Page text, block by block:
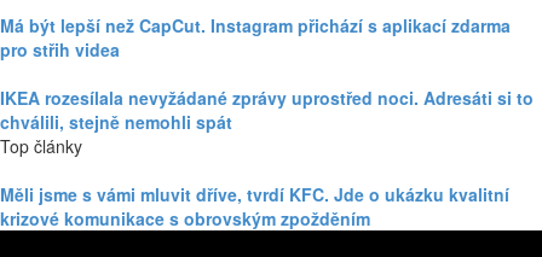
Má být lepší než CapCut. Instagram přichází s aplikací zdarma
pro střih videa
IKEA rozesílala nevyžádané zprávy uprostřed noci. Adresáti si to
chválili, stejně nemohli spát
Top články
Měli jsme s vámi mluvit dříve, tvrdí KFC. Jde o ukázku kvalitní
krizové komunikace s obrovským zpožděním